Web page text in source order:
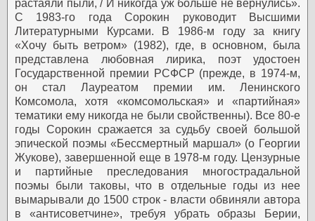
растаяли пыли, / И никогда уж больше не вернулись».
С 1983-го года Сорокин руководит Высшими
Литературными Курсами. В 1986-м году за книгу
«Хочу быть ветром» (1982), где, в основном, была
представлена любовная лирика, поэт удостоен
Государственной премии РСФСР (прежде, в 1974-м,
он стал Лауреатом премии им. Ленинского
Комсомола, хотя «комсомольская» и «партийная»
тематики ему никогда не были свойственны). Все 80-е
годы Сорокин сражается за судьбу своей большой
эпической поэмы «Бессмертный маршал» (о Георгии
Жукове), завершенной еще в 1978-м году. Цензурные
и партийные преследования многострадальной
поэмы были таковы, что в отдельные годы из нее
вымарывали до 1500 строк - власти обвиняли автора
в «антисоветчине», требуя убрать образы Берии,